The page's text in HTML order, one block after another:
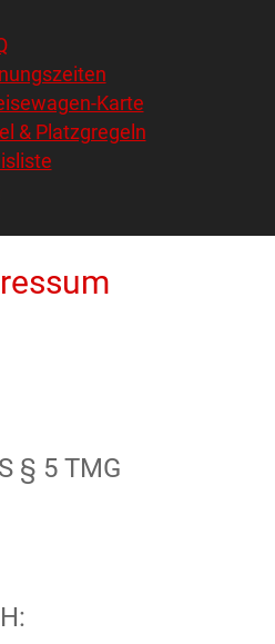
Karte
& Platzgregeln
§ 5 TMG